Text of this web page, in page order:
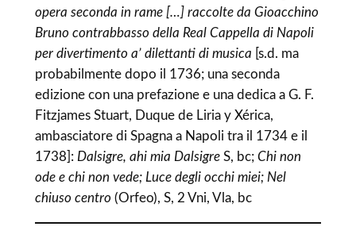
opera seconda in rame […] raccolte da Gioacchino
Bruno contrabbasso della Real Cappella di Napoli
per divertimento a’ dilettanti di musica [s.d. ma
probabilmente dopo il 1736; una seconda
edizione con una prefazione e una dedica a G. F.
Fitzjames Stuart, Duque de Liria y Xérica,
ambasciatore di Spagna a Napoli tra il 1734 e il
1738]: Dalsigre, ahi mia DalsigreS, bc; Chi non
ode e chi non vede; Luce degli occhi miei; Nel
chiuso centro (Orfeo), S, 2 Vni, Vla, bc